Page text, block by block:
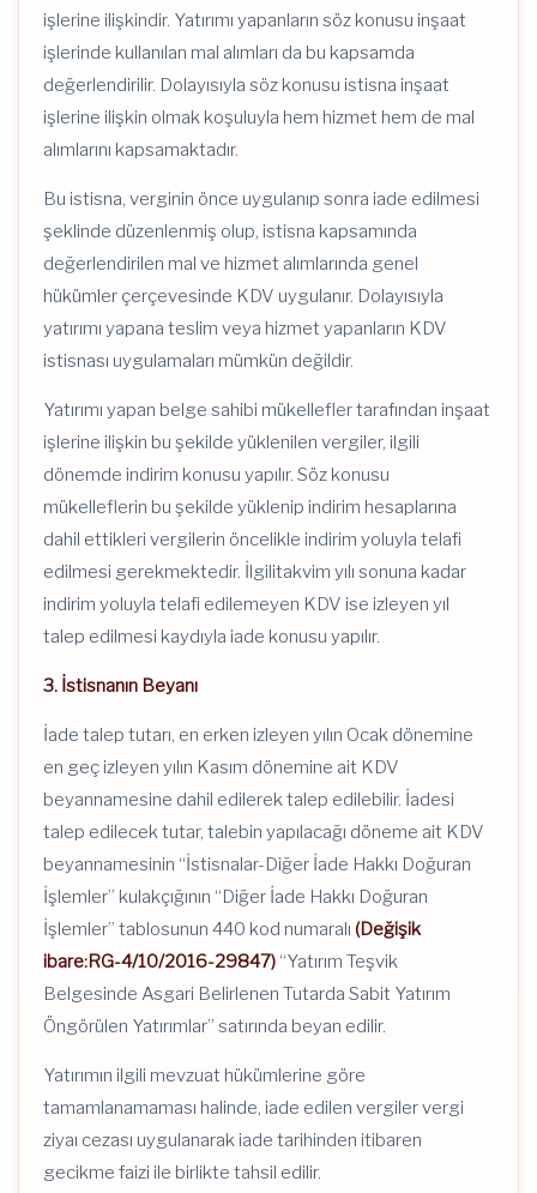
işlerine ilişkindir. Yatırımı yapanların söz konusu inşaat
işlerinde kullanılan mal alımları da bu kapsamda
değerlendirilir. Dolayısıyla söz konusu istisna inşaat
işlerine ilişkin olmak koşuluyla hem hizmet hem de mal
alımlarını kapsamaktadır.
Bu istisna, verginin önce uygulanıp sonra iade edilmesi
şeklinde düzenlenmiş olup, istisna kapsamında
değerlendirilen mal ve hizmet alımlarında genel
hükümler çerçevesinde KDV uygulanır. Dolayısıyla
yatırımı yapana teslim veya hizmet yapanların KDV
istisnası uygulamaları mümkün değildir.
Yatırımı yapan belge sahibi mükellefler tarafından inşaat
işlerine ilişkin bu şekilde yüklenilen vergiler, ilgili
dönemde indirim konusu yapılır. Söz konusu
mükelleflerin bu şekilde yüklenip indirim hesaplarına
dahil ettikleri vergilerin öncelikle indirim yoluyla telafi
edilmesi gerekmektedir. İlgilitakvim yılı sonuna kadar
indirim yoluyla telafi edilemeyen KDV ise izleyen yıl
talep edilmesi kaydıyla iade konusu yapılır.
3. İstisnanın Beyanı
İade talep tutarı, en erken izleyen yılın Ocak dönemine
en geç izleyen yılın Kasım dönemine ait KDV
beyannamesine dahil edilerek talep edilebilir. İadesi
talep edilecek tutar, talebin yapılacağı döneme ait KDV
beyannamesinin “İstisnalar-Diğer İade Hakkı Doğuran
İşlemler” kulakçığının “Diğer İade Hakkı Doğuran
İşlemler” tablosunun 440 kod numaralı (Değişik
ibare:RG-4/10/2016-29847) “Yatırım Teşvik
Belgesinde Asgari Belirlenen Tutarda Sabit Yatırım
Öngörülen Yatırımlar” satırında beyan edilir.
Yatırımın ilgili mevzuat hükümlerine göre
tamamlanamaması halinde, iade edilen vergiler vergi
ziyaı cezası uygulanarak iade tarihinden itibaren
gecikme faizi ile birlikte tahsil edilir.